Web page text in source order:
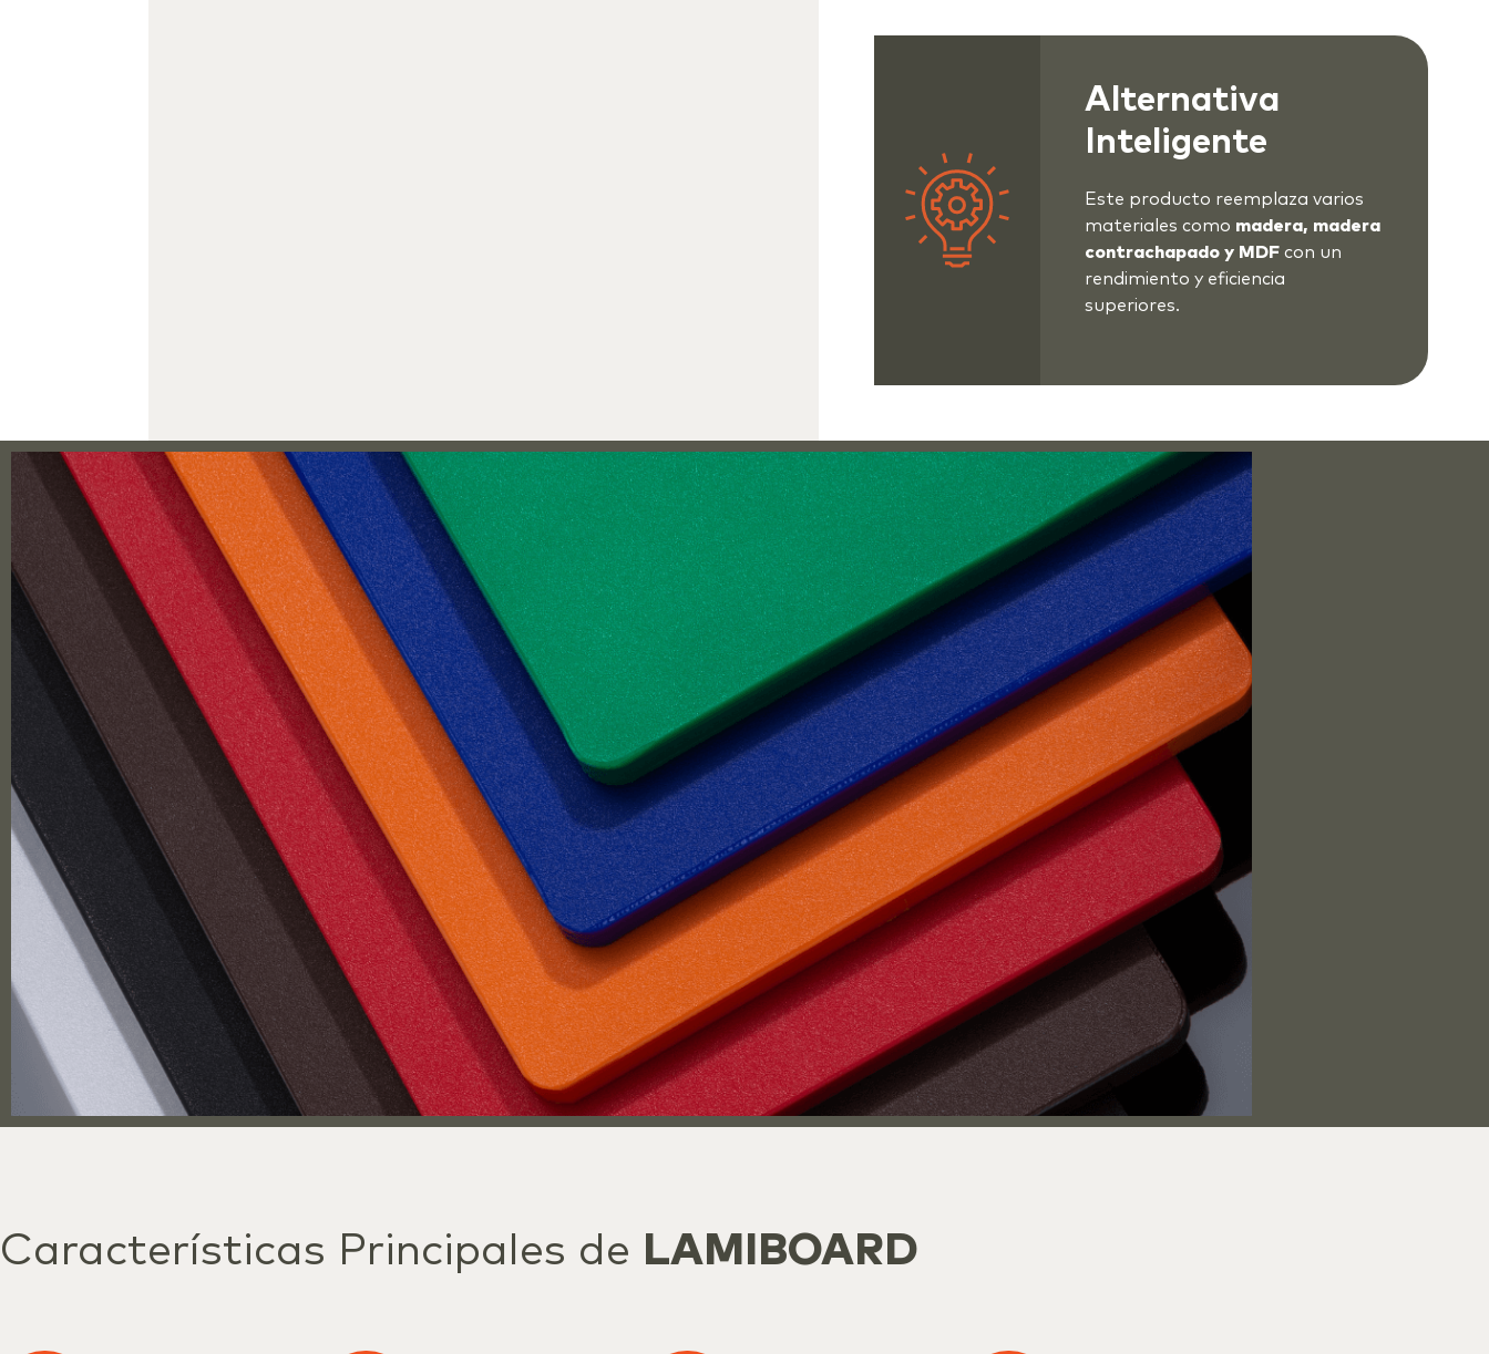
Alternativa
Inteligente
Este producto reemplaza varios
materiales como madera, madera
contrachapado y MDF con un
rendimiento y eficiencia
superiores.
Características Principales de LAMIBOARD